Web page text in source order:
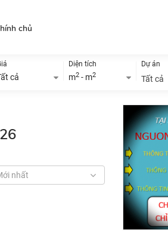
chủ
cả
Diện tích
m2 - m2
Dự án
Tất cả
nhất